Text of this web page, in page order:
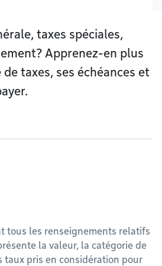
taxes spéciales,
Apprenez-en plus
taxes, ses échéances et
tous les renseignements relatifs
la valeur, la catégorie de
taux pris en considération pour